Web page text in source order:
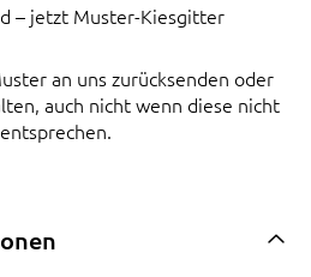
– jetzt Muster-Kiesgitter
an uns zurücksenden oder
auch nicht wenn diese nicht